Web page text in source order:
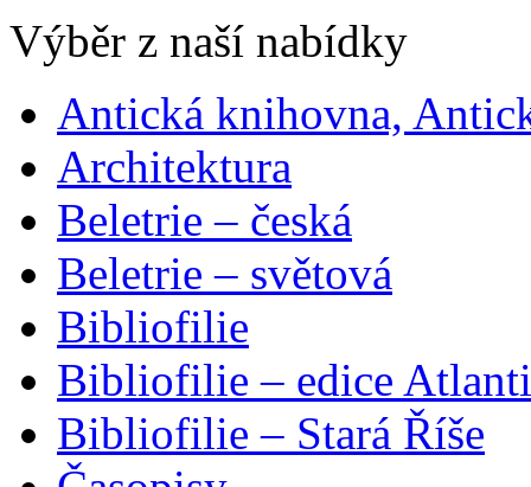
Výběr z naší nabídky
Antická knihovna,
Architektura
Beletrie – česká
Beletrie – světová
Bibliofilie
Bibliofilie – edice
Bibliofilie – Stará Říše